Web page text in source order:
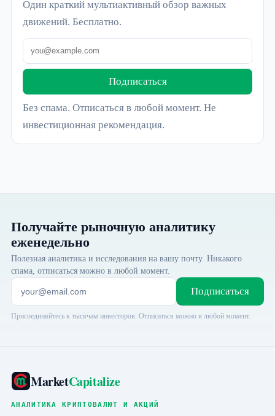
Один краткий мультиактивный обзор важных
движений. Бесплатно.
Подписаться
Без спама. Отписаться в любой момент. Не
инвестиционная рекомендация.
Получайте рыночную аналитику
еженедельно
Полезная аналитика и исследования на вашу почту. Никакого
спама, отписаться можно в любой момент.
Подписаться
Присоединяйтесь к тысячам инвесторов. Отписаться можно в любой момент.
MarketCapitalize
АНАЛИТИКА КРИПТОВАЛЮТ И АКЦИЙ